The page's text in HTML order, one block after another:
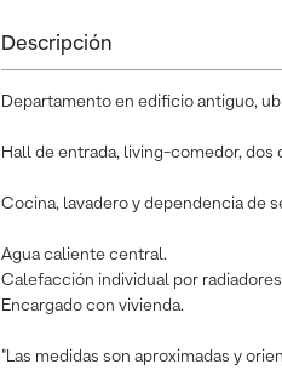
Descripción
Departamento en edificio antiguo,
Hall de entrada, living-comedor,
Cocina, lavadero y dependencia de
Agua caliente central.
Calefacción individual por
Encargado con vivienda.
"Las medidas son aproximadas y